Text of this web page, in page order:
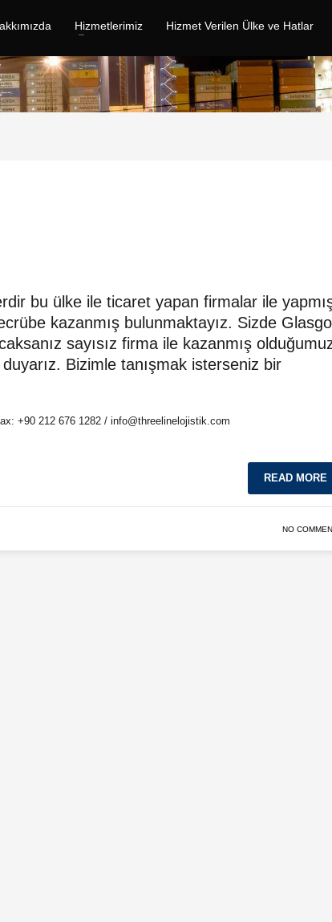
Hizmetlerimiz Hizmet Verilen Ülke ve Hatlar
bu ülke ile ticaret yapan firmalar ile
kazanmış bulunmaktayız. Sizde
sayısız firma ile kazanmış
Bizimle tanışmak isterseniz bir
+90 212 676 1282 / info@threelinelojistik.com
READ MORE
NO